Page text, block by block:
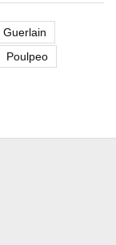
Guerlain
Poulpeo